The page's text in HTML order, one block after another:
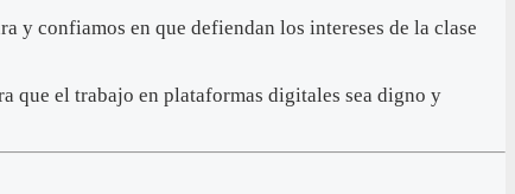
y confiamos en que defiendan los intereses de la clase
que el trabajo en plataformas digitales sea digno y